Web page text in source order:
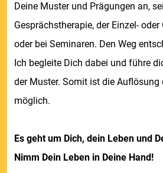
Deine Muster und Prägungen an,
Gesprächstherapie, der Einzel-
oder bei Seminaren. Den Weg
Ich begleite Dich dabei und führe
der Muster. Somit ist die Auflösung
möglich.
Es geht um Dich, dein Leben und
Nimm Dein Leben in Deine Hand!